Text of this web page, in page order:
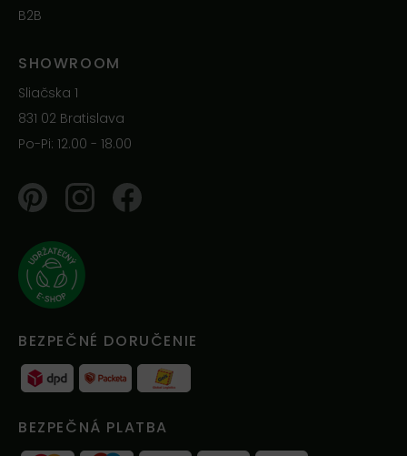
B2B
SHOWROOM
Sliačska 1
831 02 Bratislava
Po-Pi: 12.00 - 18.00
PinterestInstagramFacebook
BEZPEČNÉ DORUČENIE
BEZPEČNÁ PLATBA